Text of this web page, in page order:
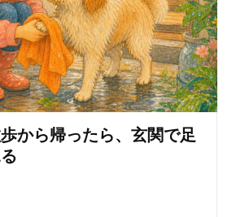
から帰ったら、玄関で足